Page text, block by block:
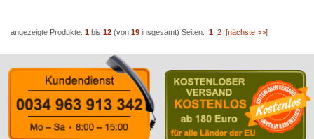
angezeigte Produkte: 1 bis 12 (von 19 insgesamt) Seiten: 1 2 [nächste >>]